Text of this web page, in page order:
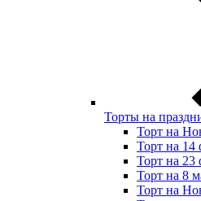
Торты на
Торт на
Торт на 14
Торт на 23
Торт на 8
Торт на